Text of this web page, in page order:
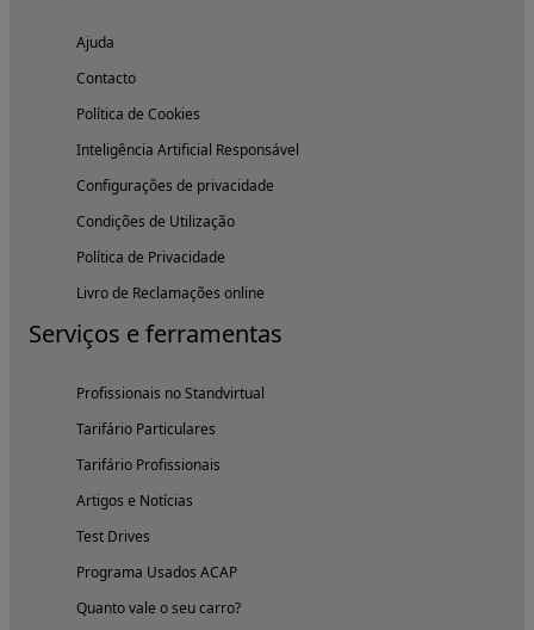
Ajuda
Contacto
Política de Cookies
Inteligência Artificial Responsável
Configurações de privacidade
Condições de Utilização
Política de Privacidade
Livro de Reclamações online
Serviços e ferramentas
Profissionais no Standvirtual
Tarifário Particulares
Tarifário Profissionais
Artigos e Notícias
Test Drives
Programa Usados ACAP
Quanto vale o seu carro?